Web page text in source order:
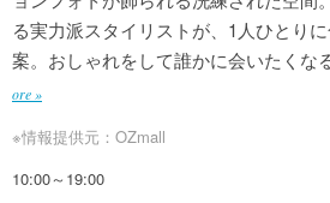
る実力派スタイリストが、1人ひとり
案。おしゃれをして誰かに会いたくな
ore »
※情報提供元：OZmall
10:00～19:00